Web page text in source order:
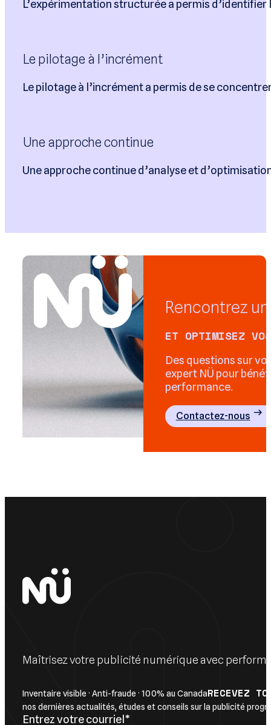
L’expérimentation structurée a permis
Le pilotage à l’incrément
Le pilotage à l’incrément a permis de se
Une approche continue
Une approche continue d’analyse et
Rencontrez
ET OPTIMISEZ
Des questions sur
expert NÜ pour
performance.
Contactez-nous
Maîtrisez votre publicité numérique avec
Inventaire visible · Anti-fraude · 100% au CanadaRECEVEZ
nos dernières actualités, études et conseils sur la publicité